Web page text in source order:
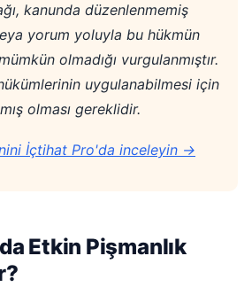
kanunda düzenlenmemiş
yorum yoluyla bu hükmün
olmadığı vurgulanmıştır.
uygulanabilmesi için
olması gereklidir.
İçtihat Pro'da inceleyin →
Etkin Pişmanlık